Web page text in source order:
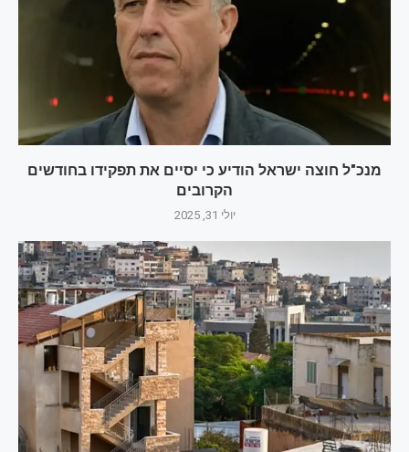
מנכ"ל חוצה ישראל הודיע כי יסיים את תפקידו בחודשים
הקרובים
יולי 31, 2025